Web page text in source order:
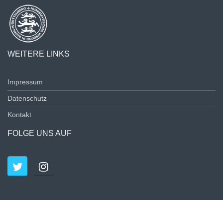
WEITERE LINKS
Impressum
Datenschutz
Kontakt
FOLGE UNS AUF